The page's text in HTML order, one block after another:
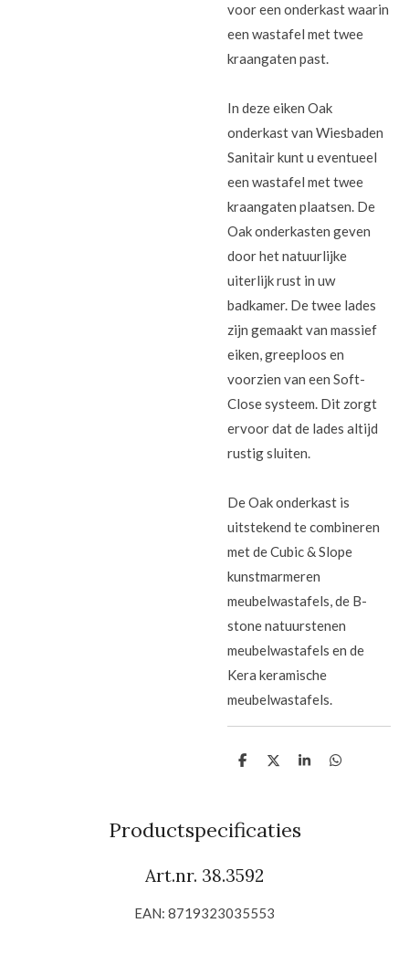
voor een onderkast waarin
een wastafel met twee
kraangaten past.
In deze eiken Oak
onderkast van Wiesbaden
Sanitair kunt u eventueel
een wastafel met twee
kraangaten plaatsen. De
Oak onderkasten geven
door het natuurlijke
uiterlijk rust in uw
badkamer. De twee lades
zijn gemaakt van massief
eiken, greeploos en
voorzien van een Soft-
Close systeem. Dit zorgt
ervoor dat de lades altijd
rustig sluiten.
De Oak onderkast is
uitstekend te combineren
met de Cubic & Slope
kunstmarmeren
meubelwastafels, de B-
stone natuurstenen
meubelwastafels en de
Kera keramische
meubelwastafels.
D
n
D
S
D
Productspecificaties
Art.nr. 38.3592
EAN: 8719323035553